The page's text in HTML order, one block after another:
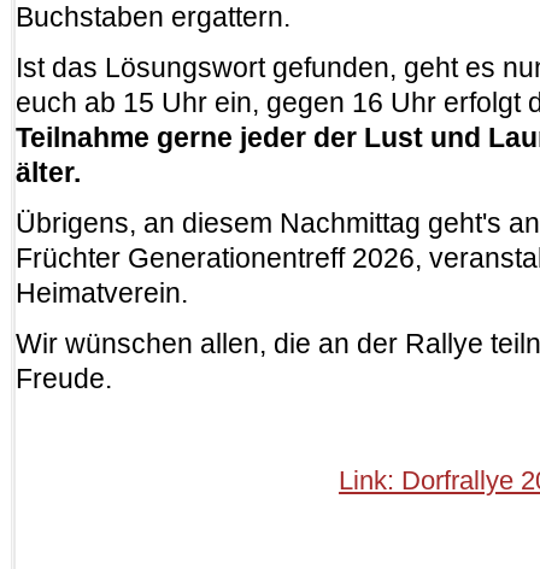
Buchstaben ergattern.
Ist das Lösungswort gefunden, geht es
euch ab 15 Uhr ein, gegen 16 Uhr erfolgt
Teilnahme gerne jeder der Lust und
älter.
Übrigens, an diesem Nachmittag geht's
Früchter Generationentreff 2026,
Heimatverein.
Wir wünschen allen, die an der Rallye
Freude.
Link: Dorfrallye